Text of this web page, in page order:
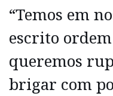
“Temos em
escrito
queremos
brigar com